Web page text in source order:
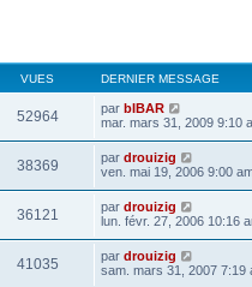
VUES DERNIER MESSAGE
52964 par bIBAR
mar. mars 31, 2009 9:10
38369 par drouizig
ven. mai 19, 2006 9:00
36121 par drouizig
lun. févr. 27, 2006 10:16
41035 par drouizig
sam. mars 31, 2007 7:19